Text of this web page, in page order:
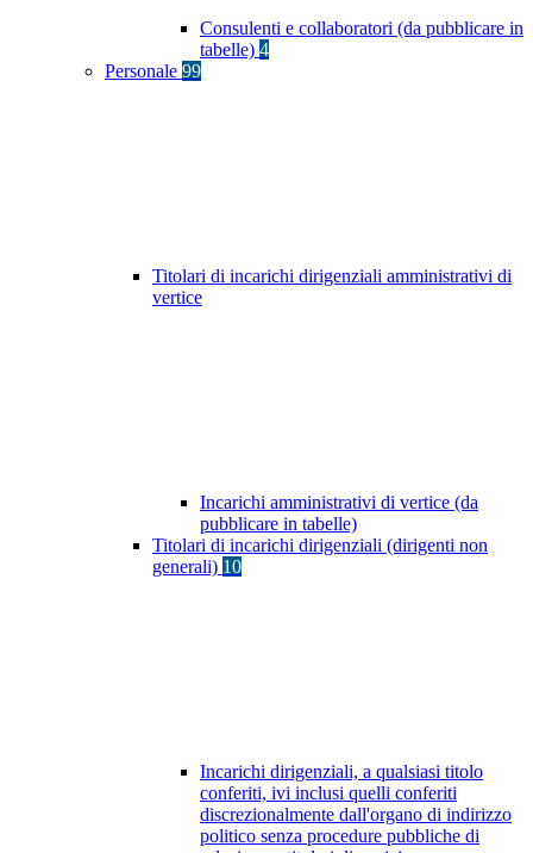
Consulenti e collaboratori (da pubblicare in
tabelle) 4
Personale 99
Titolari di incarichi dirigenziali amministrativi di
vertice
Incarichi amministrativi di vertice (da
pubblicare in tabelle)
Titolari di incarichi dirigenziali (dirigenti non
generali) 10
Incarichi dirigenziali, a qualsiasi titolo
conferiti, ivi inclusi quelli conferiti
discrezionalmente dall'organo di indirizzo
politico senza procedure pubbliche di